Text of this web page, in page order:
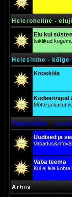
Heleroheline -
Elu kui
Isiklikud
Helesinine -
Kooskõla
Kodeeringud
Mõtte ja
Tumesinine -
Uudised ja
Vaba teema
Kui ei leia kohta
Arhiiv